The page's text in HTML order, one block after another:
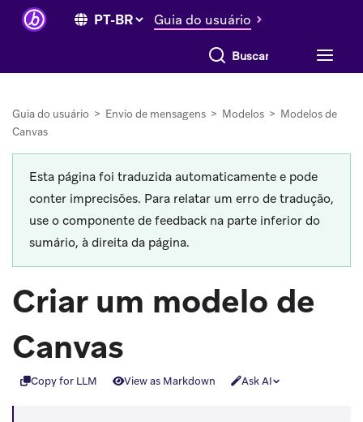
Guia do usuário
Buscar tudo
Guia do usuário > Envio de mensagens > Modelos > Modelos de
Canvas
Esta página foi traduzida automaticamente e pode
conter imprecisões. Para relatar um erro de tradução,
use o componente de feedback na parte inferior do
sumário, à direita da página.
Criar um modelo de
Canvas
Copy for LLM View as Markdown Ask AI